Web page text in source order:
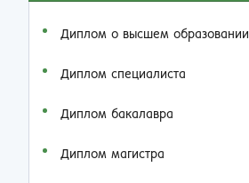
Диплом о высшем образовании
Диплом специалиста
Диплом бакалавра
Диплом магистра